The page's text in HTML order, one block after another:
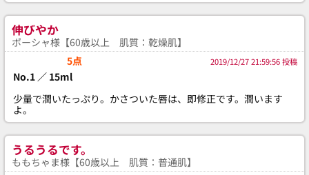
伸びやか
ポーシャ様【60歳以上 肌質：乾燥肌】
5点
2019/12/27 21:59:56 投稿
No.1 ／ 15ml
少量で潤いたっぷり。かさついた唇は、即修正です。潤います
よ。
うるうるです。
ももちゃま様【60歳以上 肌質：普通肌】